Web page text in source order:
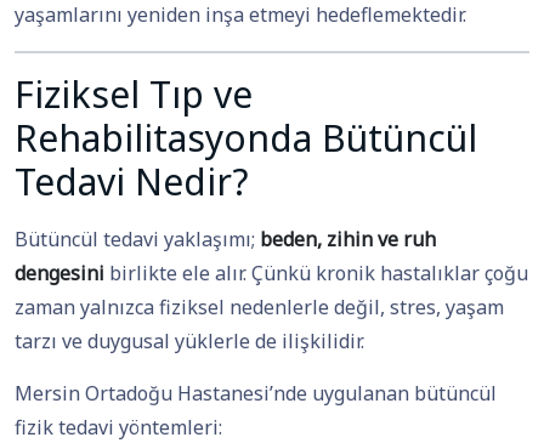
yaşamlarını yeniden inşa etmeyi hedeflemektedir.
Fiziksel Tıp ve
Rehabilitasyonda Bütüncül
Tedavi Nedir?
Bütüncül tedavi yaklaşımı; beden, zihin ve ruh
dengesini birlikte ele alır. Çünkü kronik hastalıklar çoğu
zaman yalnızca fiziksel nedenlerle değil, stres, yaşam
tarzı ve duygusal yüklerle de ilişkilidir.
Mersin Ortadoğu Hastanesi’nde uygulanan bütüncül
fizik tedavi yöntemleri: